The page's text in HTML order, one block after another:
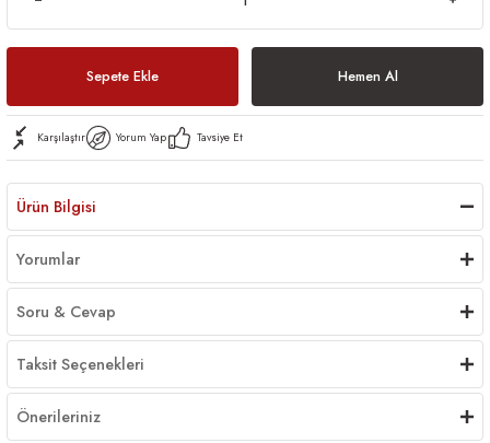
Sepete Ekle Hemen Al
Karşılaştır Yorum Yap Tavsiye Et
Ürün Bilgisi
Yorumlar
Soru & Cevap
Taksit Seçenekleri
Önerileriniz